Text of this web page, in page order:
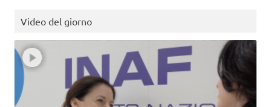
Video del giorno